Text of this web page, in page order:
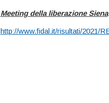
Meeting della liberazione Siena
http://www.fidal.it/risultati/2021/